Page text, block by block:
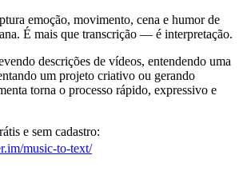
emoção, movimento, cena e humor de
É mais que transcrição — é interpretação.
descrições de vídeos, entendendo uma
um projeto criativo ou gerando
torna o processo rápido, expressivo e
e sem cadastro:
music-to-text/